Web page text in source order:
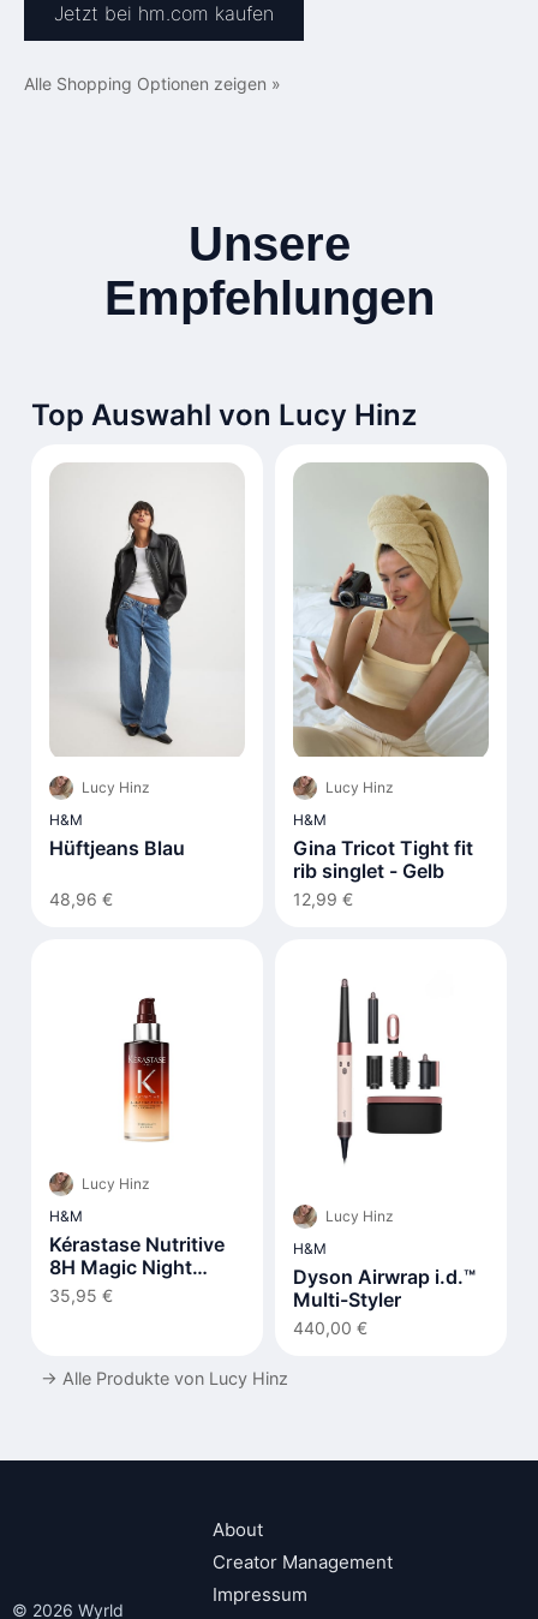
Jetzt bei hm.com kaufen
Alle Shopping Optionen zeigen »
Unsere
Empfehlungen
Top Auswahl von Lucy Hinz
Lucy Hinz
H&M
Hüftjeans Blau
48,96 €
Lucy Hinz
H&M
Gina Tricot Tight fit
rib singlet - Gelb
12,99 €
Lucy Hinz
H&M
Kérastase Nutritive
8H Magic Night
Serum
35,95 €
Lucy Hinz
H&M
Dyson Airwrap i.d.™
Multi-Styler
440,00 €
→ Alle Produkte von Lucy Hinz
© 2026 Wyrld
About
Creator Management
Impressum